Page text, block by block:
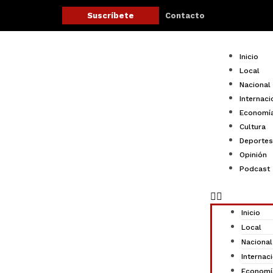
contenido
Suscríbete Contacto
Inicio
Local
Nacional
Cultura
Deportes
Opinión
Podcast
Menu
Inicio
Local
Nacional